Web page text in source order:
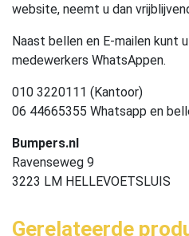
website, neemt u dan
Naast bellen en E-mailen kunt
medewerkers WhatsAppen.
010 3220111 (Kantoor)
06 44665355 Whatsapp en
Bumpers.nl
Ravenseweg 9
3223 LM HELLEVOETSLUIS
Gerelateerde